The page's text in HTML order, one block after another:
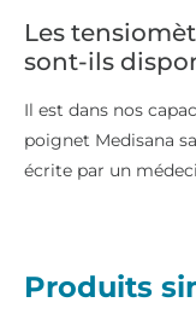
Les
sont-ils
Il est dans nos
poignet Medisana
écrite par un
Produits